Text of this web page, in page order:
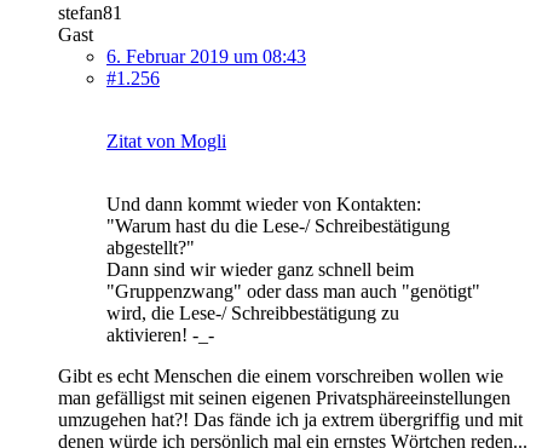
stefan81
Gast
6. Februar 2019 um 08:43
#1.256
Zitat von Mogli
Und dann kommt wieder von Kontakten:
"Warum hast du die Lese-/ Schreibestätigung
abgestellt?"
Dann sind wir wieder ganz schnell beim
"Gruppenzwang" oder dass man auch "genötigt"
wird, die Lese-/ Schreibbestätigung zu
aktivieren! -_-
Gibt es echt Menschen die einem vorschreiben wollen wie
man gefälligst mit seinen eigenen Privatsphäreeinstellungen
umzugehen hat?! Das fände ich ja extrem übergriffig und mit
denen würde ich persönlich mal ein ernstes Wörtchen reden...